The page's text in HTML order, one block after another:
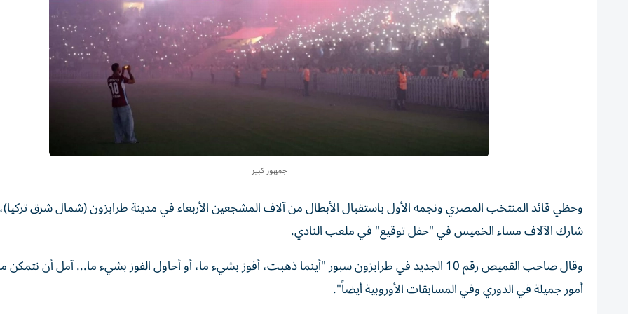
جمهور كبير
وحظي قائد المنتخب المصري ونجمه الأول باستقبال الأبطال من آلاف المشجعين الأربعاء في مدينة طرابزون (شمال شرق
شارك الآلاف مساء الخميس في "حفل توقيع" في ملعب النادي.
وقال صاحب القميص رقم 10 الجديد في طرابزون سبور "أينما ذهبت، أفوز بشيء ما، أو أحاول الفوز بشيء ما... آمل أن
أمور جميلة في الدوري وفي المسابقات الأوروبية أيضاً".